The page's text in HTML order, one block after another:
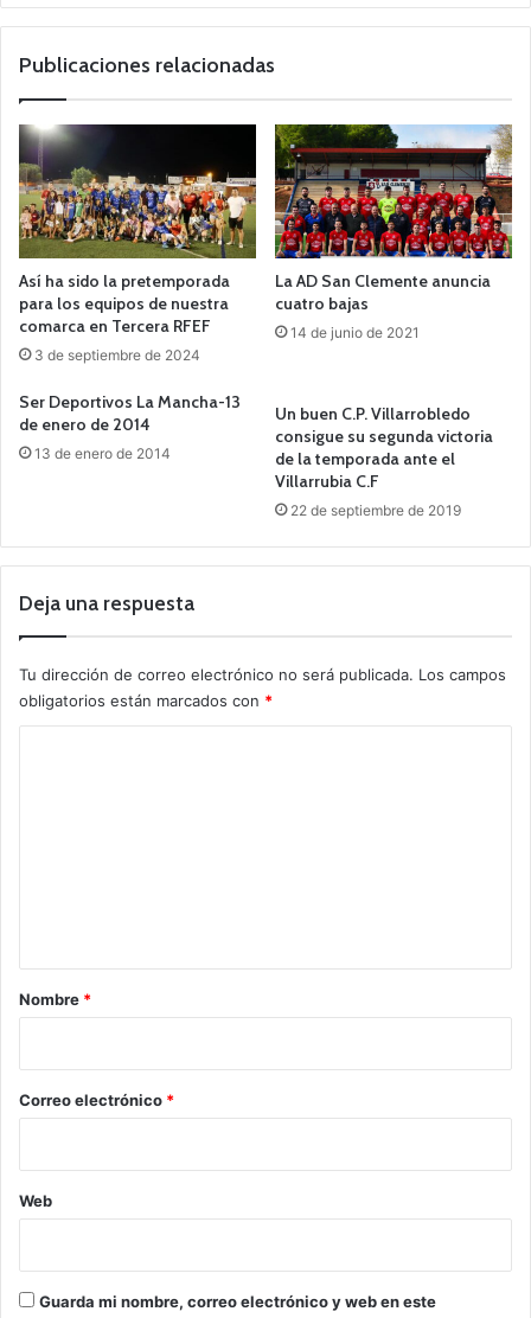
Publicaciones relacionadas
Así ha sido la pretemporada
para los equipos de nuestra
comarca en Tercera RFEF
3 de septiembre de 2024
La AD San Clemente anuncia
cuatro bajas
14 de junio de 2021
Ser Deportivos La Mancha-13
de enero de 2014
13 de enero de 2014
Un buen C.P. Villarrobledo
consigue su segunda victoria
de la temporada ante el
Villarrubia C.F
22 de septiembre de 2019
Deja una respuesta
Tu dirección de correo electrónico no será publicada. Los campos
obligatorios están marcados con *
r
*
Nombre *
Correo electrónico *
Web
Guarda mi nombre, correo electrónico y web en este